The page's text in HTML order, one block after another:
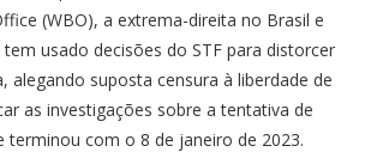
(WBO), a extrema-direita no Brasil e
tem usado decisões do STF para distorcer
, alegando suposta censura à liberdade de
as investigações sobre a tentativa de
terminou com o 8 de janeiro de 2023.